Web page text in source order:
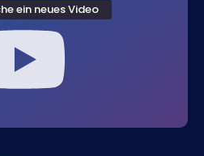
ein neues Video